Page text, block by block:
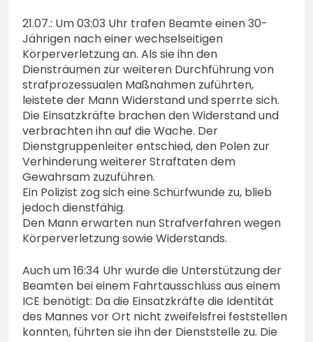
21.07.: Um 03:03 Uhr trafen Beamte einen 30-
Jährigen nach einer wechselseitigen
Körperverletzung an. Als sie ihn den
Diensträumen zur weiteren Durchführung von
strafprozessualen Maßnahmen zuführten,
leistete der Mann Widerstand und sperrte sich.
Die Einsatzkräfte brachen den Widerstand und
verbrachten ihn auf die Wache. Der
Dienstgruppenleiter entschied, den Polen zur
Verhinderung weiterer Straftaten dem
Gewahrsam zuzuführen.
Ein Polizist zog sich eine Schürfwunde zu, blieb
jedoch dienstfähig.
Den Mann erwarten nun Strafverfahren wegen
Körperverletzung sowie Widerstands.
Auch um 16:34 Uhr wurde die Unterstützung der
Beamten bei einem Fahrtausschluss aus einem
ICE benötigt: Da die Einsatzkräfte die Identität
des Mannes vor Ort nicht zweifelsfrei feststellen
konnten, führten sie ihn der Dienststelle zu. Die